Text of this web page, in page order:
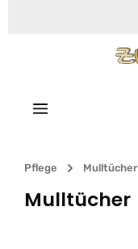
Pflege Mulltücher
Mulltücher